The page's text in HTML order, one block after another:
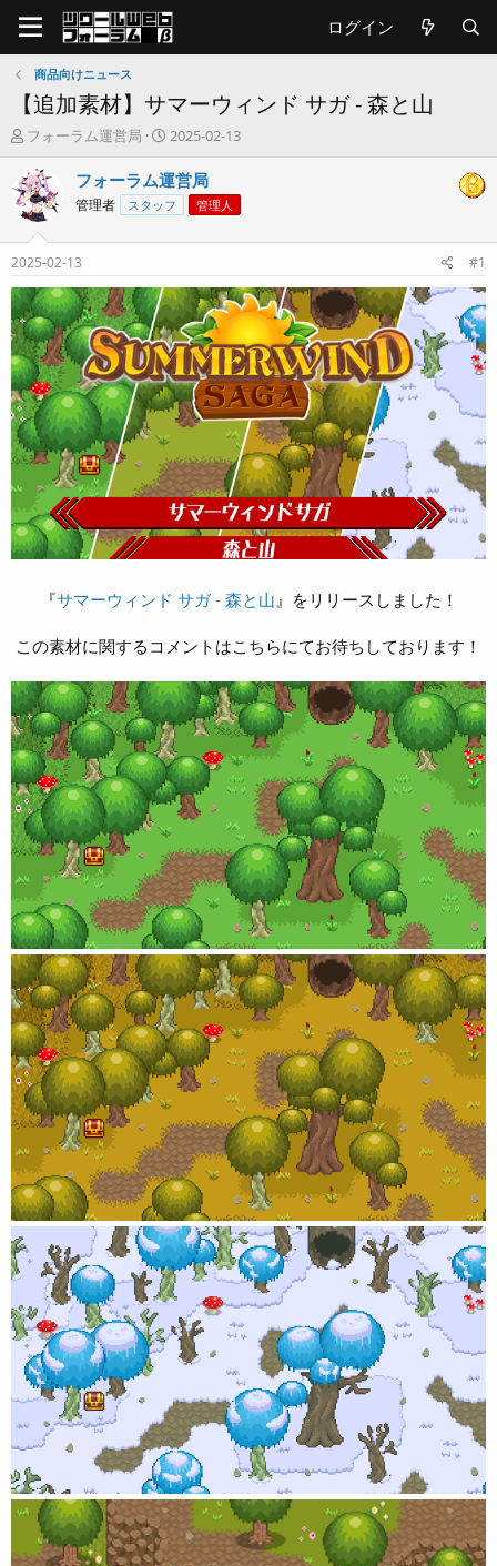
ログイン
商品向けニュース
【追加素材】サマーウィンド サガ - 森と山
T
r
e
a
s
t
a
r
t
e
r
フォーラム運営局
開
日
2025-02-13
フォーラム運営局
管理者 スタッフ 管理人
2025-02-13 #1
『サマーウィンド サガ - 森と山 』をリリースしました！
この素材に関するコメントはこちらにてお待ちしております！